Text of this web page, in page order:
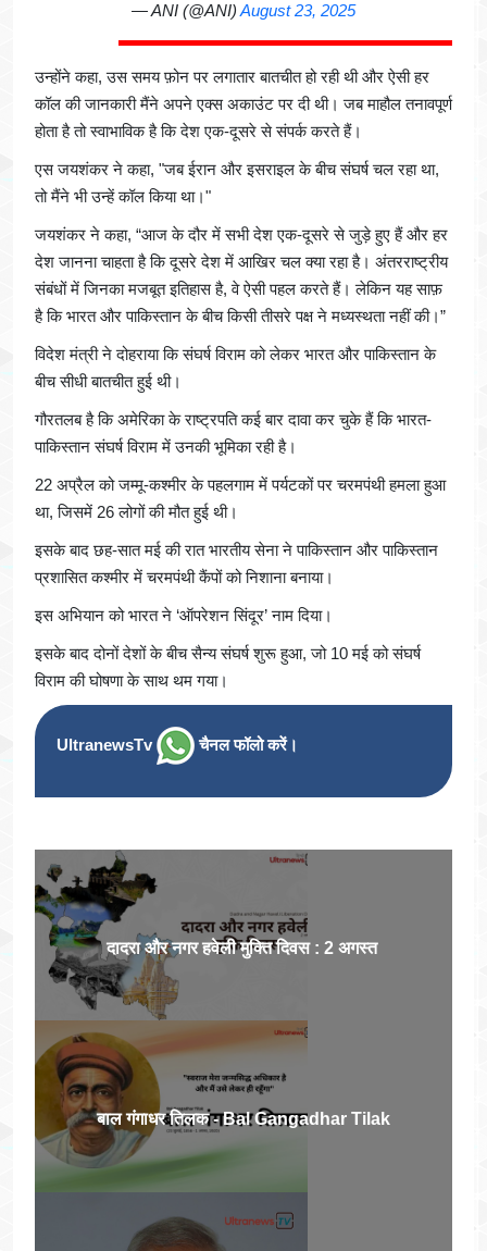
— ANI (@ANI) August 23, 2025
उन्होंने कहा, उस समय फ़ोन पर लगातार बातचीत हो रही थी और ऐसी हर
कॉल की जानकारी मैंने अपने एक्स अकाउंट पर दी थी। जब माहौल तनावपूर्ण
होता है तो स्वाभाविक है कि देश एक-दूसरे से संपर्क करते हैं।
एस जयशंकर ने कहा, "जब ईरान और इसराइल के बीच संघर्ष चल रहा था,
तो मैंने भी उन्हें कॉल किया था।"
जयशंकर ने कहा, “आज के दौर में सभी देश एक-दूसरे से जुड़े हुए हैं और हर
देश जानना चाहता है कि दूसरे देश में आखिर चल क्या रहा है। अंतरराष्ट्रीय
संबंधों में जिनका मजबूत इतिहास है, वे ऐसी पहल करते हैं। लेकिन यह साफ़
है कि भारत और पाकिस्तान के बीच किसी तीसरे पक्ष ने मध्यस्थता नहीं की।”
विदेश मंत्री ने दोहराया कि संघर्ष विराम को लेकर भारत और पाकिस्तान के
बीच सीधी बातचीत हुई थी।
गौरतलब है कि अमेरिका के राष्ट्रपति कई बार दावा कर चुके हैं कि भारत-
पाकिस्तान संघर्ष विराम में उनकी भूमिका रही है।
22 अप्रैल को जम्मू-कश्मीर के पहलगाम में पर्यटकों पर चरमपंथी हमला हुआ
था, जिसमें 26 लोगों की मौत हुई थी।
इसके बाद छह-सात मई की रात भारतीय सेना ने पाकिस्तान और पाकिस्तान
प्रशासित कश्मीर में चरमपंथी कैंपों को निशाना बनाया।
इस अभियान को भारत ने ‘ऑपरेशन सिंदूर’ नाम दिया।
इसके बाद दोनों देशों के बीच सैन्य संघर्ष शुरू हुआ, जो 10 मई को संघर्ष
विराम की घोषणा के साथ थम गया।
UltranewsTv चैनल फॉलो करें।
दादरा और नगर हवेली मुक्ति दिवस : 2 अगस्त
बाल गंगाधर तिलक - Bal Gangadhar Tilak